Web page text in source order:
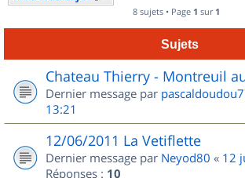
8 sujets • Page 1 sur 1
Sujets
Chateau Thierry - Montreuil
Dernier message par
13:21
12/06/2011 La Vetiflette
Dernier message par Neyod80 « 12
Réponses : 10